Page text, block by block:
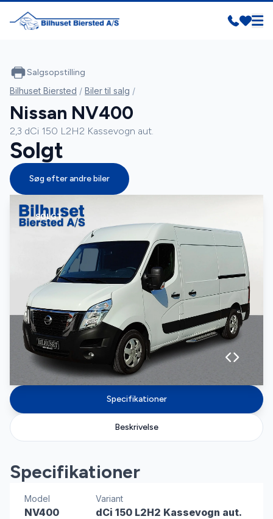
SOLGT
Specifikationer
Beskrivelse
Specifikationer
Model
NV400
Variant
dCi 150 L2H2 Kassevogn aut.
Salgsopstilling
Bilhuset Biersted / Biler til salg /
Nissan NV400
2,3 dCi 150 L2H2 Kassevogn aut.
Solgt
Søg efter andre biler